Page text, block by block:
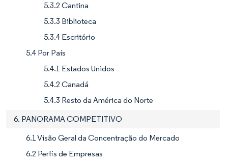
5.3.2 Cantina
5.3.3 Biblioteca
5.3.4 Escritório
5.4 Por País
5.4.1 Estados Unidos
5.4.2 Canadá
5.4.3 Resto da América do Norte
6. PANORAMA COMPETITIVO
6.1 Visão Geral da Concentração do Mercado
6.2 Perfis de Empresas